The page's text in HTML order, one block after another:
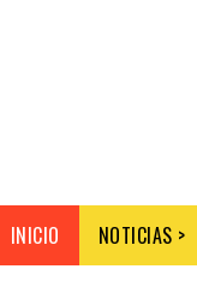
INICIO NOTICIAS >